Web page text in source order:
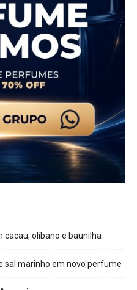
cacau, olíbano e baunilha
sal marinho em novo perfume